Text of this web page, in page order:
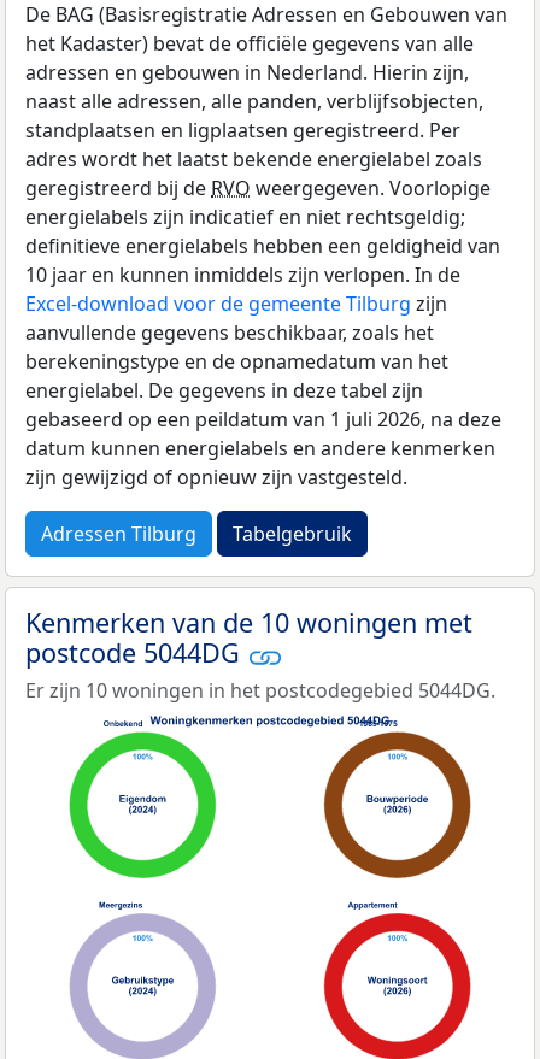
De BAG (Basisregistratie Adressen en Gebouwen van
het Kadaster) bevat de officiële gegevens van alle
adressen en gebouwen in Nederland. Hierin zijn,
naast alle adressen, alle panden, verblijfsobjecten,
standplaatsen en ligplaatsen geregistreerd. Per
adres wordt het laatst bekende energielabel zoals
geregistreerd bij de RVO weergegeven. Voorlopige
energielabels zijn indicatief en niet rechtsgeldig;
definitieve energielabels hebben een geldigheid van
10 jaar en kunnen inmiddels zijn verlopen. In de
Excel-download voor de gemeente Tilburg zijn
aanvullende gegevens beschikbaar, zoals het
berekeningstype en de opnamedatum van het
energielabel. De gegevens in deze tabel zijn
gebaseerd op een peildatum van 1 juli 2026, na deze
datum kunnen energielabels en andere kenmerken
zijn gewijzigd of opnieuw zijn vastgesteld.
Adressen Tilburg Tabelgebruik
Kenmerken van de 10 woningen met
postcode 5044DG
Er zijn 10 woningen in het postcodegebied 5044DG.